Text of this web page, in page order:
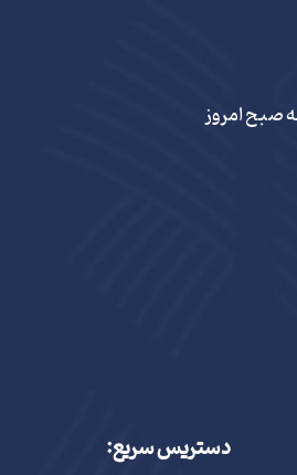
صبح امروز
دستریس سریع: